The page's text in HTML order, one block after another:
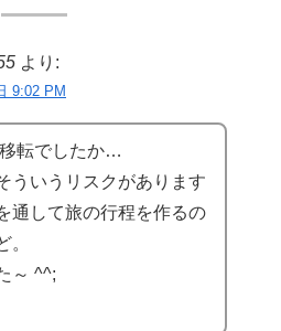
より:
9:02 PM
移転でしたか…
ういうリスクがあります
通して旅の行程を作るの
。
～ ^^;